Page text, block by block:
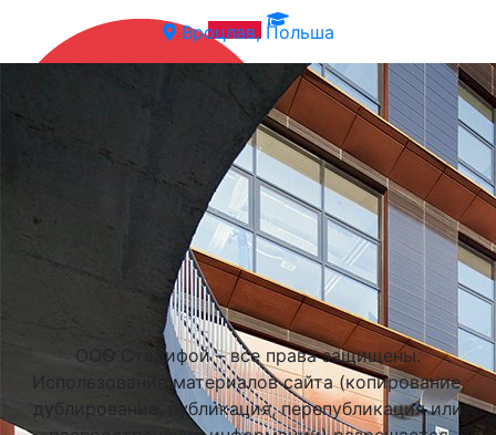
Вроцлав, Польша
Подобрать университет
ООО Стадифой – все права защищены.
Использование материалов сайта (копирование,
дублирование, публикация, перепубликация или